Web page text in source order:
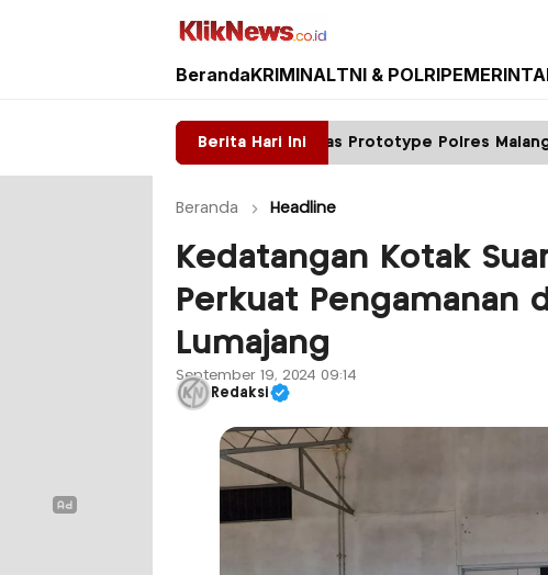
Kliknews.co.id
BerandaKRIMINALTNI & POLRI
Berita Hari Ini
Satpas Prototype Polres Malang Perketat Pelayanan
Beranda Headline
Kedatangan Kotak
Perkuat Pengamanan
Lumajang
September 19, 2024 09:14
Redaksi